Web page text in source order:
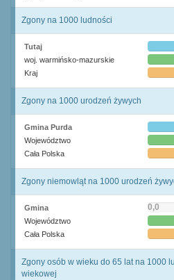
Zgony na 1000 ludności
Tutaj
woj. warmińsko-mazurskie
Kraj
Zgony na 1000 urodzeń żywych
Gmina Purda
Województwo
Cała Polska
Zgony niemowląt na 1000 urodzeń
Gmina 0,0
Województwo
Cała Polska
Zgony osób w wieku do 65 lat na 1000
wiekowej